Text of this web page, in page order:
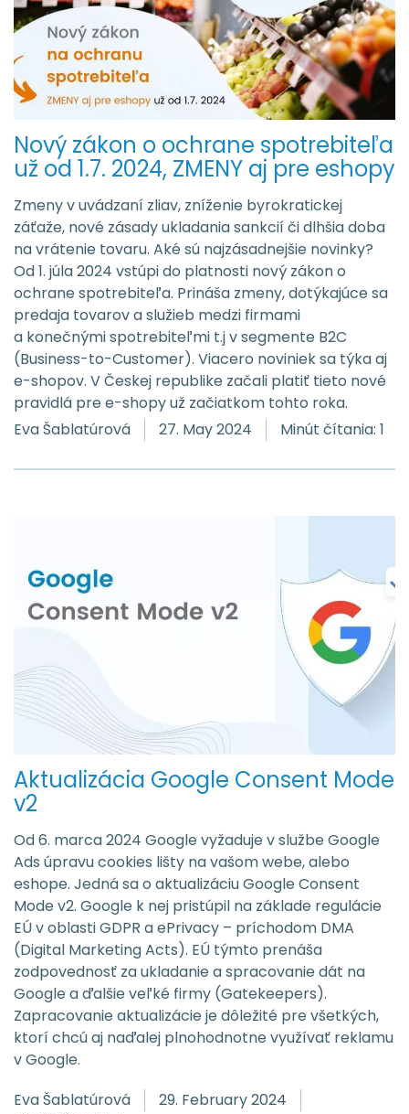
Nový zákon o ochrane spotrebiteľa
už od 1.7. 2024, ZMENY aj pre eshopy
Zmeny v uvádzaní zliav, zníženie byrokratickej
záťaže, nové zásady ukladania sankcií či dlhšia doba
na vrátenie tovaru. Aké sú najzásadnejšie novinky?
Od 1. júla 2024 vstúpi do platnosti nový zákon o
ochrane spotrebiteľa. Prináša zmeny, dotýkajúce sa
predaja tovarov a služieb medzi firmami
a konečnými spotrebiteľmi t.j v segmente B2C
(Business-to-Customer). Viacero noviniek sa týka aj
e-shopov. V Českej republike začali platiť tieto nové
pravidlá pre e-shopy už začiatkom tohto roka.
Eva Šablatúrová
27. May 2024 Minút čítania: 1
Aktualizácia Google Consent Mode
v2
Od 6. marca 2024 Google vyžaduje v službe Google
Ads úpravu cookies lišty na vašom webe, alebo
eshope. Jedná sa o aktualizáciu Google Consent
Mode v2. Google k nej pristúpil na základe regulácie
EÚ v oblasti GDPR a ePrivacy – príchodom DMA
(Digital Marketing Acts). EÚ týmto prenáša
zodpovednosť za ukladanie a spracovanie dát na
Google a ďalšie veľké firmy (Gatekeepers).
Zapracovanie aktualizácie je dôležité pre všetkých,
ktorí chcú aj naďalej plnohodnotne využívať reklamu
v Google.
Eva Šablatúrová
29. February 2024